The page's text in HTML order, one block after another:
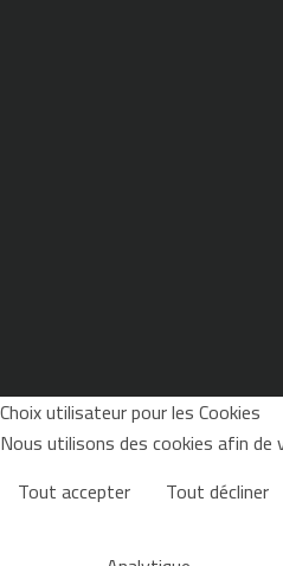
Choix utilisateur pour les Cookies
Nous utilisons des cookies afin
Tout accepter
Tout décliner